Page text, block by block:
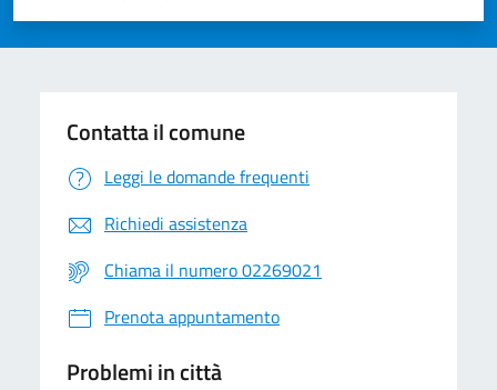
Valuta 5 stelle su 5
Valuta 4 stelle su 5
Valuta 3 stelle su 5
Valuta 2 stelle su 5
Valuta 1 stelle su 5
Contatta il comune
Leggi le domande frequenti
Richiedi assistenza
Chiama il numero 02269021
Prenota appuntamento
Problemi in città